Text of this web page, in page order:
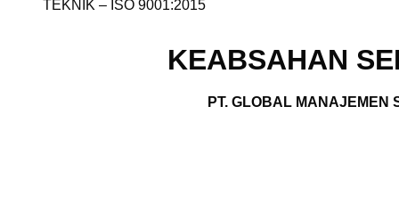
TEKNIK – ISO 9001:2015
KEABSAHAN
PT. GLOBAL MANAJEMEN